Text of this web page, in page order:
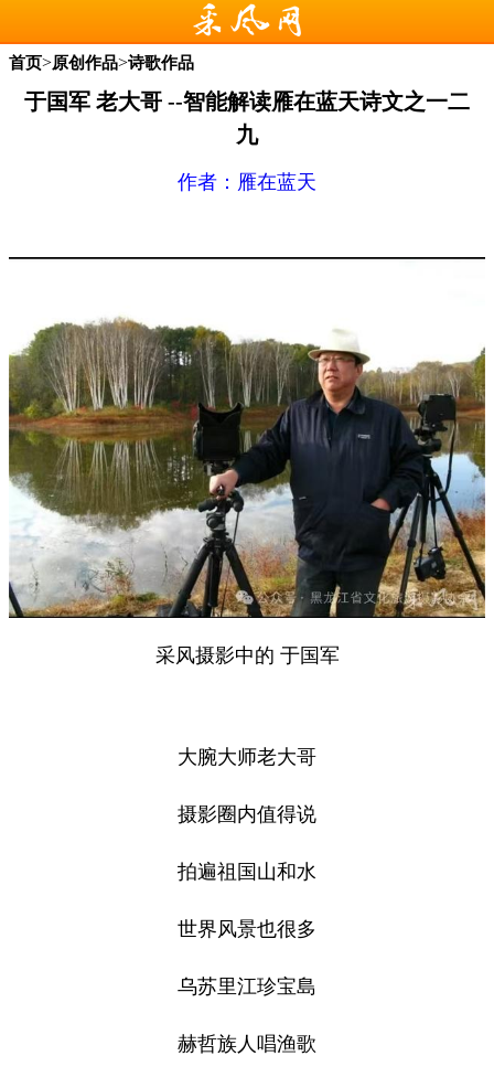
首页>原创作品>诗歌作品
于国军 老大哥 --智能解读雁在蓝天诗文之一二
九
作者： 雁在蓝天
采风摄影中的 于国军
大腕大师老大哥
摄影圈内值得说
拍遍祖国山和水
世界风景也很多
乌苏里江珍宝島
赫哲族人唱渔歌